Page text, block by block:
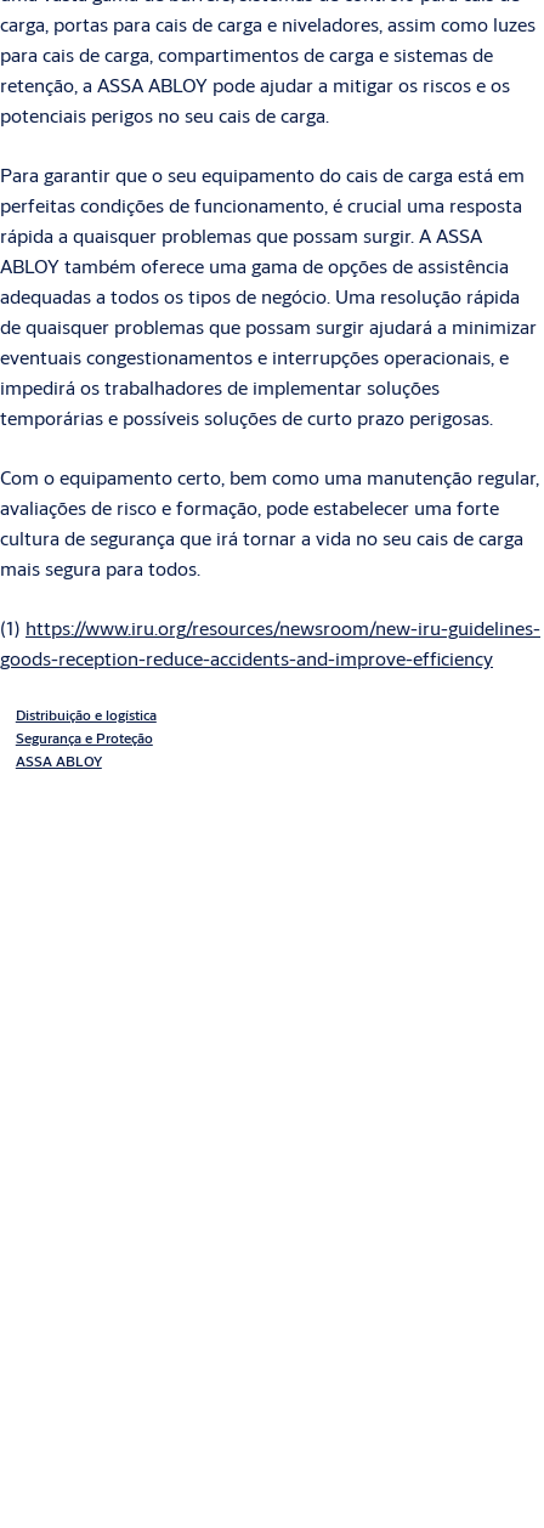
carga, portas para cais de carga e niveladores, assim como luzes
para cais de carga, compartimentos de carga e sistemas de
retenção, a ASSA ABLOY pode ajudar a mitigar os riscos e os
potenciais perigos no seu cais de carga.
Para garantir que o seu equipamento do cais de carga está em
perfeitas condições de funcionamento, é crucial uma resposta
rápida a quaisquer problemas que possam surgir. A ASSA
ABLOY também oferece uma gama de opções de assistência
adequadas a todos os tipos de negócio. Uma resolução rápida
de quaisquer problemas que possam surgir ajudará a minimizar
eventuais congestionamentos e interrupções operacionais, e
impedirá os trabalhadores de implementar soluções
temporárias e possíveis soluções de curto prazo perigosas.
Com o equipamento certo, bem como uma manutenção regular,
avaliações de risco e formação, pode estabelecer uma forte
cultura de segurança que irá tornar a vida no seu cais de carga
mais segura para todos.
(1) https://www.iru.org/resources/newsroom/new-iru-guidelines-
goods-reception-reduce-accidents-and-improve-efficiency
Distribuição e logística
Segurança e Proteção
ASSA ABLOY